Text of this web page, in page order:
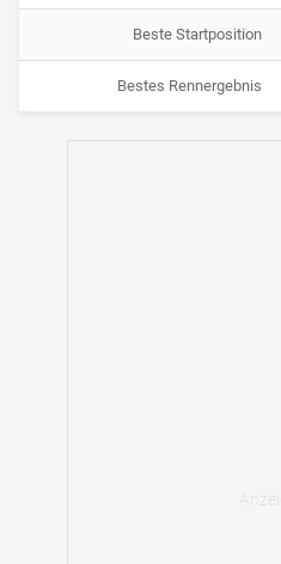
Beste Startposition
Bestes Rennergebnis